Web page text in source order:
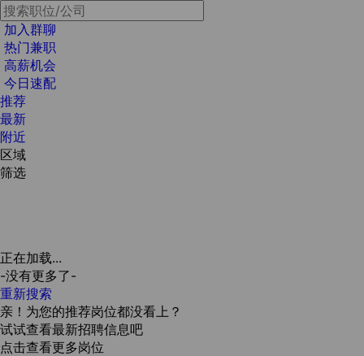
加入群聊
热门兼职
高薪机会
今日速配
推荐
最新
附近
区域
筛选
正在加载...
-没有更多了-
重新搜索
亲！为您的推荐岗位都没看上？
试试查看最新招聘信息吧
点击查看更多岗位